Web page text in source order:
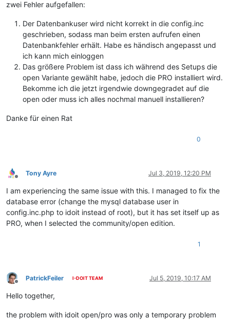
zwei Fehler aufgefallen:
Der Datenbankuser wird nicht korrekt in die config.inc
geschrieben, sodass man beim ersten aufrufen einen
Datenbankfehler erhält. Habe es händisch angepasst und
ich kann mich einloggen
Das größere Problem ist dass ich während des Setups die
open Variante gewählt habe, jedoch die PRO installiert wird.
Bekomme ich die jetzt irgendwie downgegradet auf die
open oder muss ich alles nochmal manuell installieren?
Danke für einen Rat
0
Offline
Tony Ayre Jul 3, 2019, 12:20 PM
I am experiencing the same issue with this. I managed to fix the
database error (change the mysql database user in
config.inc.php to idoit instead of root), but it has set itself up as
PRO, when I selected the community/open edition.
1
Offline
PatrickFeiler I-DOIT TEAM Jul 5, 2019, 10:17 AM
Hello together,
the problem with idoit open/pro was only a temporary problem